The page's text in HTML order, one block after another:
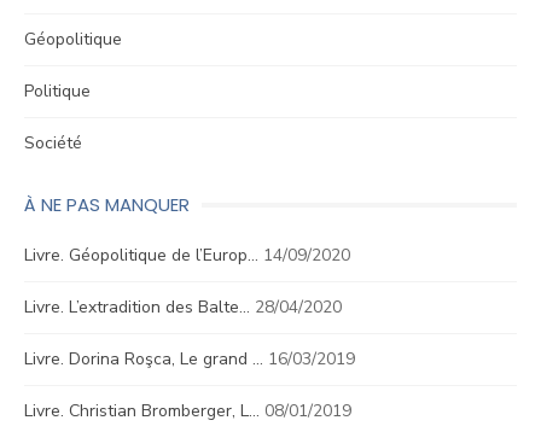
Géopolitique
Politique
Société
À NE PAS MANQUER
Livre. Géopolitique de l’Europ… 14/09/2020
Livre. L’extradition des Balte… 28/04/2020
Livre. Dorina Roşca, Le grand … 16/03/2019
Livre. Christian Bromberger, L… 08/01/2019